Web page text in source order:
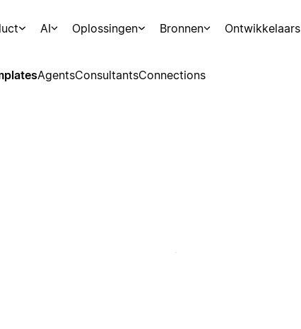
AI Oplossingen Bronnen Ontwikkelaars
AgentsConsultantsConnections